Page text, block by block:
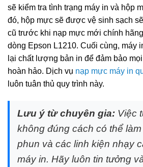
sẽ kiểm tra tình trạng máy in và hộp
đó, hộp mực sẽ được vệ sinh sạch
cũ trước khi nạp mực mới chính
dòng Epson L1210. Cuối cùng, máy
lại chất lượng bản in để đảm bảo
hoàn hảo. Dịch vụ nạp mực máy in
luôn tuân thủ quy trình này.
Lưu ý từ chuyên gia: Việc
không đúng cách có thể
phun và các linh kiện nhạy
máy in. Hãy luôn tin tưởng